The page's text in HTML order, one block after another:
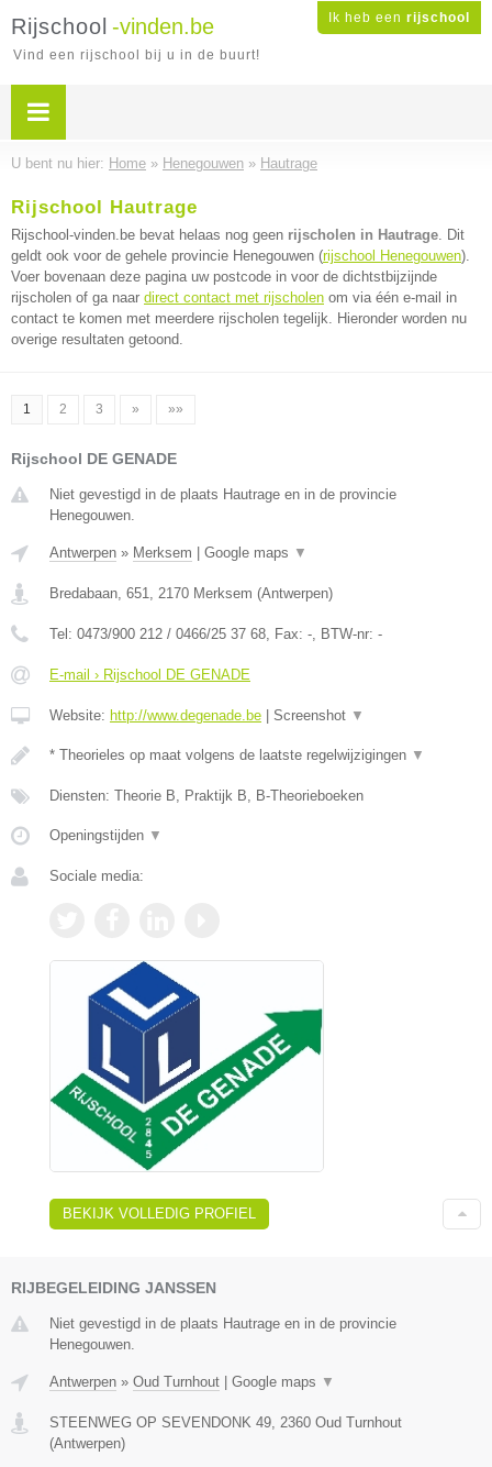
Ik heb een rijschool
Rijschool -vinden.be
Vind een rijschool bij u in de buurt!
U bent nu hier: Home » Henegouwen » Hautrage
Rijschool Hautrage
Rijschool-vinden.be bevat helaas nog geen rijscholen in Hautrage. Dit
geldt ook voor de gehele provincie Henegouwen (rijschool Henegouwen).
Voer bovenaan deze pagina uw postcode in voor de dichtstbijzijnde
rijscholen of ga naar direct contact met rijscholen om via één e-mail in
contact te komen met meerdere rijscholen tegelijk. Hieronder worden nu
overige resultaten getoond.
1 2 3 » »»
Rijschool DE GENADE
Niet gevestigd in de plaats Hautrage en in de provincie
Henegouwen.
Antwerpen » Merksem Google maps ▼
Bredabaan, 651, 2170 Merksem (Antwerpen)
Tel: 0473/900 212 / 0466/25 37 68, Fax: -, BTW-nr: -
E-mail › Rijschool DE GENADE
Website: http://www.degenade.be Screenshot ▼
* Theorieles op maat volgens de laatste regelwijzigingen ▼
Diensten: Theorie B, Praktijk B, B-Theorieboeken
Openingstijden ▼
Sociale media:
BEKIJK VOLLEDIG PROFIEL
RIJBEGELEIDING JANSSEN
Niet gevestigd in de plaats Hautrage en in de provincie
Henegouwen.
Antwerpen » Oud Turnhout Google maps ▼
STEENWEG OP SEVENDONK 49, 2360 Oud Turnhout
(Antwerpen)